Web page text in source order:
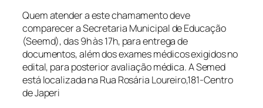
Quem atender a este chamamento deve
comparecer a Secretaria Municipal de Educação
(Seemd), das 9h às 17h, para entrega de
documentos, além dos exames médicos exigidos no
edital, para posterior avaliação médica. A Semed
está localizada na Rua Rosária Loureiro,181-Centro
de Japeri